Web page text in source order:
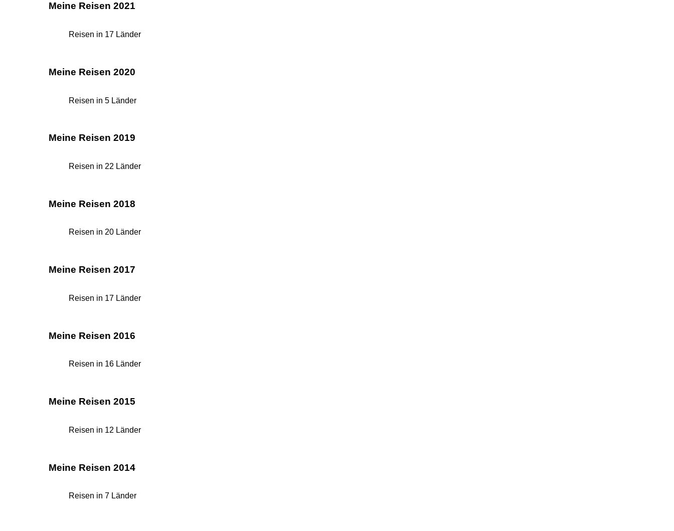
Meine Reisen 2021
Reisen in 17 Länder
Meine Reisen 2020
Reisen in 5 Länder
Meine Reisen 2019
Reisen in 22 Länder
Meine Reisen 2018
Reisen in 20 Länder
Meine Reisen 2017
Reisen in 17 Länder
Meine Reisen 2016
Reisen in 16 Länder
Meine Reisen 2015
Reisen in 12 Länder
Meine Reisen 2014
Reisen in 7 Länder